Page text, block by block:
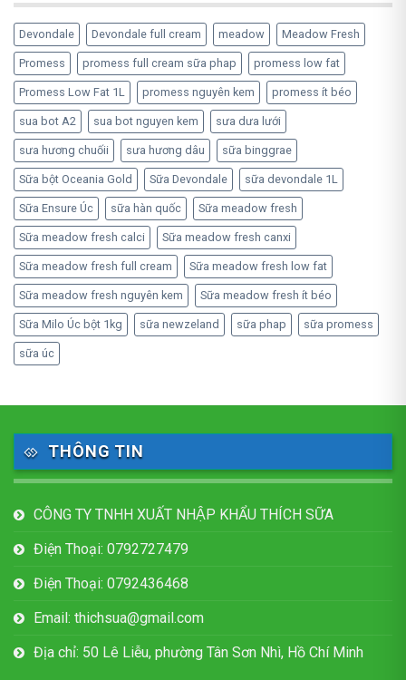
Devondale Devondale full cream meadow Meadow Fresh
Promess promess full cream sữa phap promess low fat
Promess Low Fat 1L promess nguyên kem promess ít béo
sua bot A2 sua bot nguyen kem sưa dưa lưới
sưa hương chuốii sưa hương dâu sữa binggrae
Sữa bột Oceania Gold Sữa Devondale sữa devondale 1L
Sữa Ensure Úc sữa hàn quốc Sữa meadow fresh
Sữa meadow fresh calci Sữa meadow fresh canxi
Sữa meadow fresh full cream Sữa meadow fresh low fat
Sữa meadow fresh nguyên kem Sữa meadow fresh ít béo
Sữa Milo Úc bột 1kg sữa newzeland sữa phap sữa promess
sữa úc
THÔNG TIN
CÔNG TY TNHH XUẤT NHẬP KHẨU THÍCH SỮA
Điện Thoại: 0792727479
Điện Thoại: 0792436468
Email: thichsua@gmail.com
Địa chỉ: 50 Lê Liễu, phường Tân Sơn Nhì, Hồ Chí Minh